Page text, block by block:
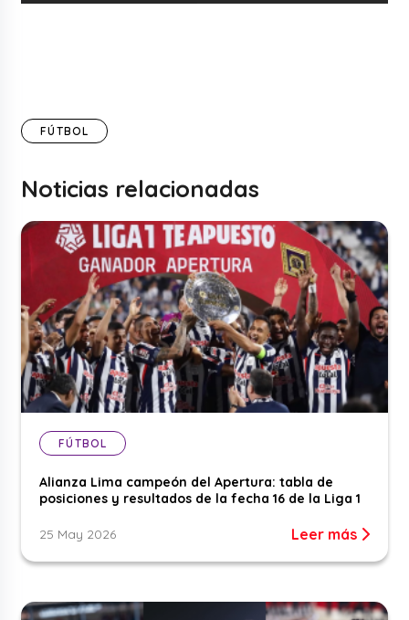
FÚTBOL
Noticias relacionadas
FÚTBOL
Alianza Lima campeón del Apertura: tabla de
posiciones y resultados de la fecha 16 de la Liga 1
25 May 2026 Leer más